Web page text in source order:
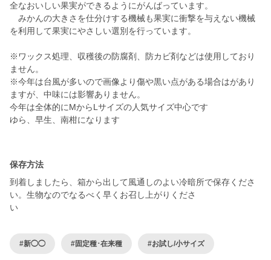
全なおいしい果実ができるようにがんばっています。
みかんの大きさを仕分けする機械も果実に衝撃を与えない機械
を利用して果実にやさしい選別を行っています。
※ワックス処理、収穫後の防腐剤、防カビ剤などは使用しており
ません。
※今年は台風が多いので画像より傷や黒い点がある場合はがあり
ますが、中味には影響ありません。
今年は全体的にMからLサイズの人気サイズ中心です
ゆら、早生、南柑になります
保存方法
到着しましたら、箱から出して風通しのよい冷暗所で保存くださ
い。生物なのでなるべく早くお召し上がりくださ
#新◯◯ #固定種･在来種 #お試し/小サイズ